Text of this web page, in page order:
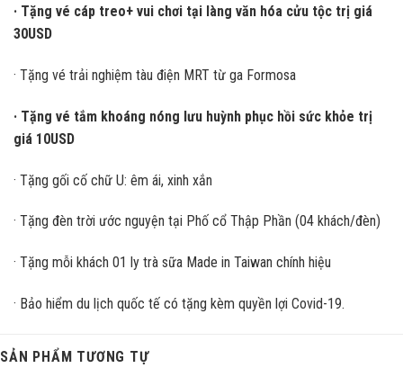
· Tặng vé cáp treo+ vui chơi tại làng văn hóa cửu tộc trị giá
30USD
· Tặng vé trải nghiệm tàu điện MRT từ ga Formosa
· Tặng vé tắm khoáng nóng lưu huỳnh phục hồi sức khỏe trị
giá 10USD
· Tặng gối cố chữ U: êm ái, xinh xắn
· Tặng đèn trời ước nguyện tại Phố cổ Thập Phần (04 khách/đèn)
· Tặng mỗi khách 01 ly trà sữa Made in Taiwan chính hiệu
· Bảo hiểm du lịch quốc tế có tặng kèm quyền lợi Covid-19.
SẢN PHẨM TƯƠNG TỰ